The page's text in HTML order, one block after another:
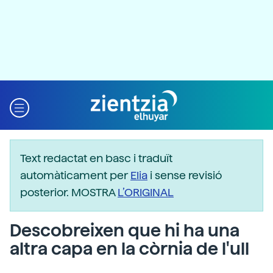
Text redactat en basc i traduït
automàticament perElia i sense revisió
posterior. MOSTRAL’ORIGINAL
Descobreixen que hi ha una
altra capa en la còrnia de l'ull